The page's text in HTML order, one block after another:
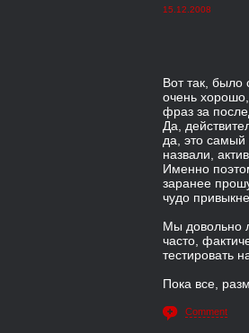
15.12.2008
Вот так, было
очень
фраз за
Да,
да, это
назвали,
Именно
заранее
чудо
Мы довольно
часто,
тестировать
Пока все,
Comment